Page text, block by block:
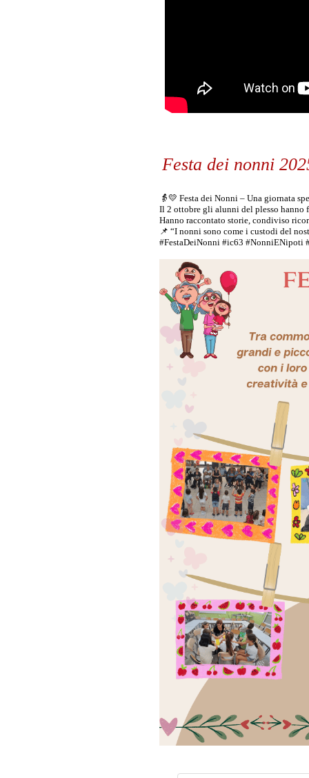
Festa dei nonni
👵💛 Festa dei Nonni – Una giornata
Il 2 ottobre gli alunni del plesso
Hanno raccontato storie, condiviso
📌 “I nonni sono come i custodi del
#FestaDeiNonni #ic63 #NonniENipoti